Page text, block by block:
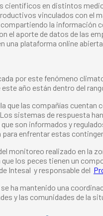
científicos en distintos
vinculados con el
la información
el aporte de datos de las
una plataforma online
por este fenómeno
año están dentro del
que las compañías
sistemas de respuesta
son informados y
enfrentar estas
monitoreo realizado en la
que los peces tienen un
Intesal y responsable del
ha mantenido una
y las comunidades de la